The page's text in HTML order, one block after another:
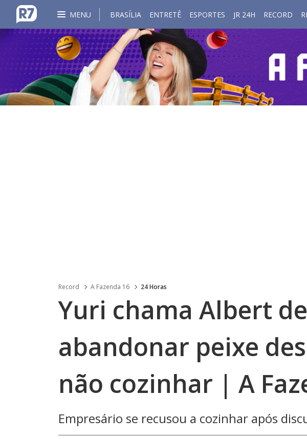
MENU BRASÍLIA ENTRETÊ ESPORTES JR 24H RECORD
Record A Fazenda 16 24 Horas
Yuri chama Albert
abandonar peixe
não cozinhar | A
Empresário se recusou a cozinhar após